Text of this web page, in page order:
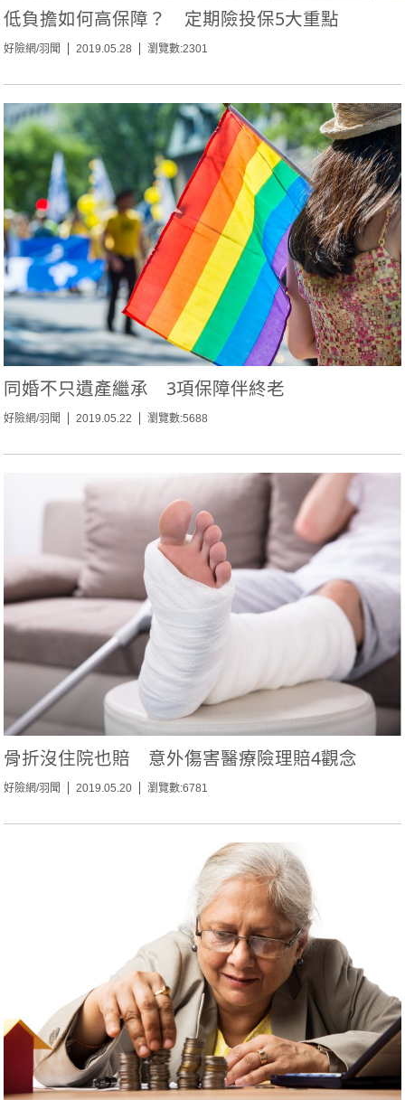
低負擔如何高保障？ 定期險投保5大重點
好險網/羽聞 2019.05.28 瀏覽數:2301
同婚不只遺產繼承 3項保障伴終老
好險網/羽聞 2019.05.22 瀏覽數:5688
骨折沒住院也賠 意外傷害醫療險理賠4觀念
好險網/羽聞 2019.05.20 瀏覽數:6781